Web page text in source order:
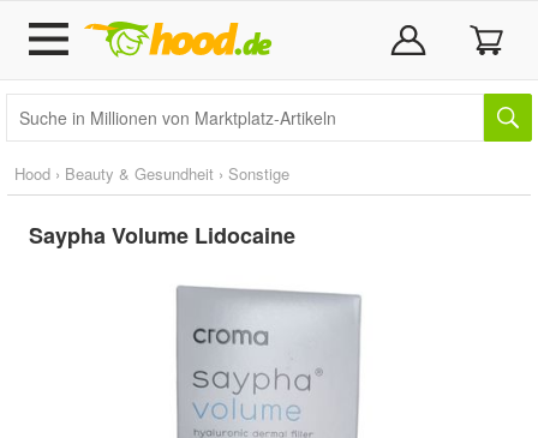
Hood › Beauty & Gesundheit › Sonstige
Saypha Volume Lidocaine